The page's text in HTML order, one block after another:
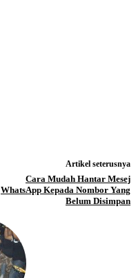
Artikel seterusnya
Cara Mudah Hantar Mesej
WhatsApp Kepada Nombor Yang
Belum Disimpan